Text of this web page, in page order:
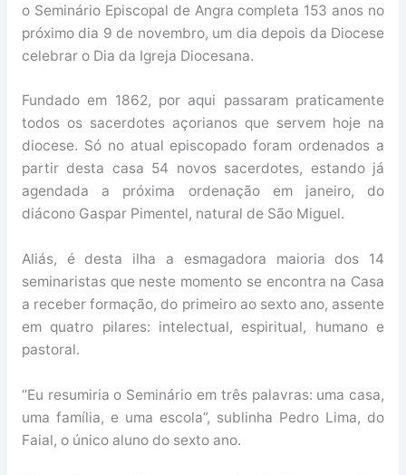
o Seminário Episcopal de Angra completa 153 anos no
próximo dia 9 de novembro, um dia depois da Diocese
celebrar o Dia da Igreja Diocesana.
Fundado em 1862, por aqui passaram praticamente
todos os sacerdotes açorianos que servem hoje na
diocese. Só no atual episcopado foram ordenados a
partir desta casa 54 novos sacerdotes, estando já
agendada a próxima ordenação em janeiro, do
diácono Gaspar Pimentel, natural de São Miguel.
Aliás, é desta ilha a esmagadora maioria dos 14
seminaristas que neste momento se encontra na Casa
a receber formação, do primeiro ao sexto ano, assente
em quatro pilares: intelectual, espiritual, humano e
pastoral.
“Eu resumiria o Seminário em três palavras: uma casa,
uma família, e uma escola”, sublinha Pedro Lima, do
Faial, o único aluno do sexto ano.